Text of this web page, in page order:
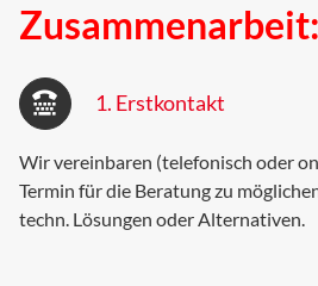
Zusammenarbeit:
1. Erstkontakt
Wir vereinbaren (telefonisch oder
Termin für die Beratung zu
techn. Lösungen oder Alternativen.